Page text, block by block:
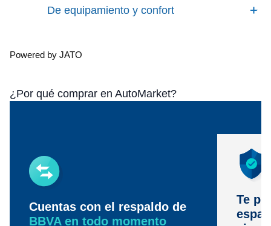
De equipamiento y confort
Powered by JATO
¿Por qué comprar en AutoMarket?
Cuentas con el respaldo de
BBVA en todo momento
Te